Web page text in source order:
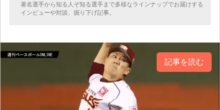
著名選手から知る人ぞ知る選手まで多様なラインナップでお届けする
インビューや対談、掘り下げ記事。
記事を読む